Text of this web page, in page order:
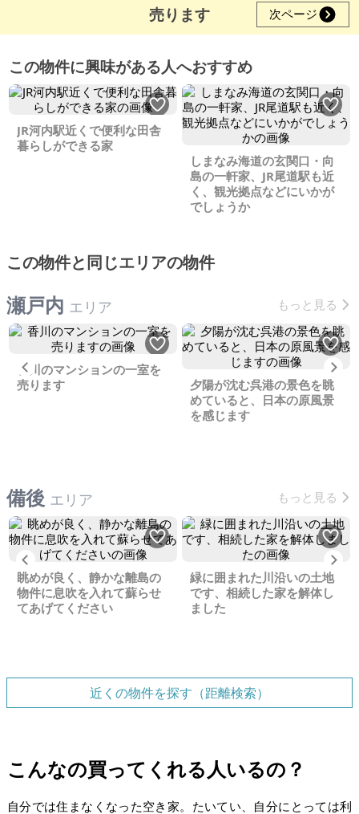
売ります 次ページ
この物件に興味がある人へおすすめ
JR河内駅近くで便利な田舎
暮らしができる家
しまなみ海道の玄関口・向
島の一軒家、JR尾道駅も近
く、観光拠点などにいかが
でしょうか
この物件と同じエリアの物件
瀬戸内 エリア もっと見る
Previous
香川のマンションの一室を
売ります
夕陽が沈む呉港の景色を眺
めていると、日本の原風景
を感じます
備後 エリア もっと見る
Previous
眺めが良く、静かな離島の
物件に息吹を入れて蘇らせ
てあげてください
緑に囲まれた川沿いの土地
です、相続した家を解体し
ました
近くの物件を探す（距離検索）
こんなの買ってくれる人いるの？
自分では住まなくなった空き家。たいてい、自分にとっては利